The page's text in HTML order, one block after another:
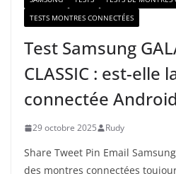
TESTS MONTRES CONNECTÉES
Test Samsung
CLASSIC : est-elle
connectée
29 octobre 2025 Rudy
Share Tweet Pin Email
des montres connectées